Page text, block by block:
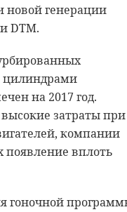
новойгенерации
DTM.
цилиндрами
на 2017 год.
высокие затратыпри
, компании
появление вплоть
гоночной